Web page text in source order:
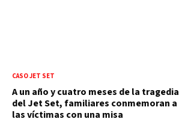
CASO JET SET
A un año y cuatro meses de la tragedia
del Jet Set, familiares conmemoran a
las víctimas con una misa